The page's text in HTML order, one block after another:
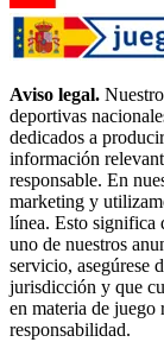
Aviso legal.
deportivas
dedicados a
información
responsable. En
marketing y
línea. Esto significa
uno de nuestros
servicio, asegúrese
jurisdicción y que
en materia de juego
responsabilidad.